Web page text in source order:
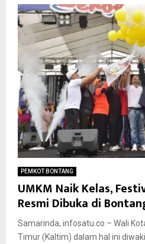
PEMKOT BONTANG
UMKM Naik Kelas,
Resmi Dibuka di
Samarinda, infosatu.co – Wali
Timur (Kaltim) dalam hal ini